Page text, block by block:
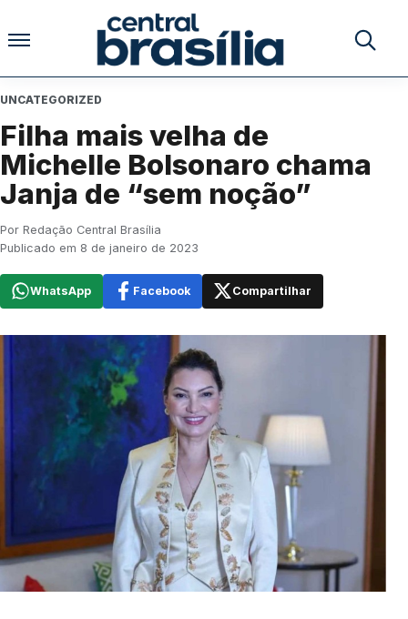
Pular para o conteúdo
Buscar
UNCATEGORIZED
Filha mais velha de
Michelle Bolsonaro chama
Janja de “sem noção”
Por Redação Central Brasília
Publicado em 8 de janeiro de 2023
WhatsApp Facebook Compartilhar